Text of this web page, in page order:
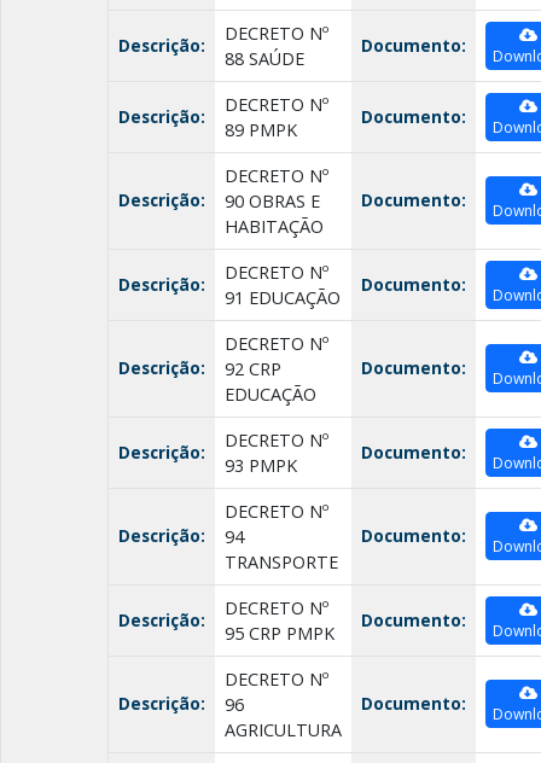
Descrição:
DECRETO Nº
88 SAÚDE
Documento:
Descrição:
DECRETO Nº
89 PMPK
Documento:
Descrição:
DECRETO Nº
90 OBRAS E
HABITAÇÃO
Documento:
Descrição:
DECRETO Nº
91 EDUCAÇÃO
Documento:
Descrição:
DECRETO Nº
92 CRP
EDUCAÇÃO
Documento:
Descrição:
DECRETO Nº
93 PMPK
Documento:
Descrição:
DECRETO Nº
94
TRANSPORTE
Documento:
Descrição:
DECRETO Nº
95 CRP PMPK
Documento:
Descrição:
DECRETO Nº
96
AGRICULTURA
Documento: